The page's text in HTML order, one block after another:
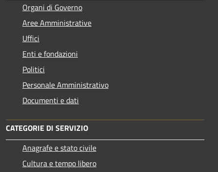
Organi di Governo
Aree Amministrative
Uffici
Enti e fondazioni
Politici
Personale Amministrativo
Documenti e dati
CATEGORIE DI SERVIZIO
Anagrafe e stato civile
Cultura e tempo libero